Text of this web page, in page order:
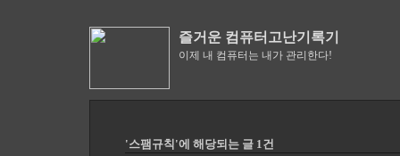
즐거운 컴퓨터고난기록기
이제 내 컴퓨터는 내가 관리한다!
'스팸규칙'에 해당되는 글 1건